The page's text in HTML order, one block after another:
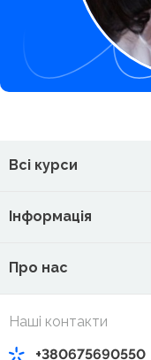
Всі курси
Інформація
Про нас
Наші контакти
+380675690550